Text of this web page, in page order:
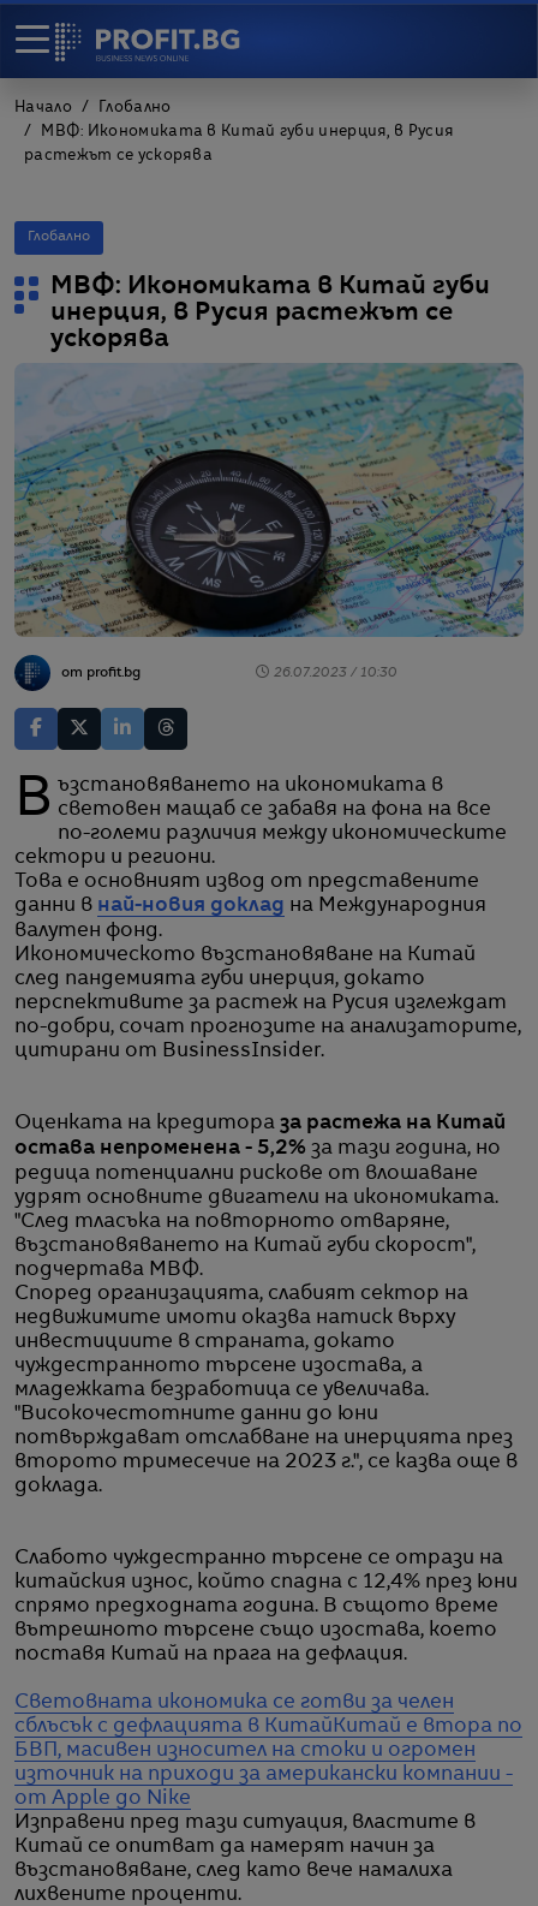
Начало
Глобално
МВФ: Икономиката в Китай губи инерция, в Русия
растежът се ускорява
Глобално
МВФ: Икономиката в Китай губи
инерция, в Русия растежът се
ускорява
от profit.bg 26.07.2023 / 10:30
Възстановяването на икономиката в световен мащаб се забавя на фона на все
по-големи различия между икономическите
сектори и региони.
Това е основният извод от представените
данни в най-новия доклад на Международния
валутен фонд.
Икономическото възстановяване на Китай
след пандемията губи инерция, докато
перспективите за растеж на Русия изглеждат
по-добри, сочат прогнозите на анализаторите,
цитирани от BusinessInsider.
Оценката на кредитора за растежа на Китай
остава непроменена - 5,2% за тази година, но
редица потенциални рискове от влошаване
удрят основните двигатели на икономиката.
"След тласъка на повторното отваряне,
възстановяването на Китай губи скорост",
подчертава МВФ.
Според организацията, слабият сектор на
недвижимите имоти оказва натиск върху
инвестициите в страната, докато
чуждестранното търсене изостава, а
младежката безработица се увеличава.
"Високочестотните данни до юни
потвърждават отслабване на инерцията през
второто тримесечие на 2023 г.", се казва още в
доклада.
Слабото чуждестранно търсене се отрази на
китайския износ, който спадна с 12,4% през юни
спрямо предходната година. В същото време
вътрешното търсене също изостава, което
поставя Китай на прага на дефлация.
Световната икономика се готви за челен
сблъсък с дефлацията в Китай Китай е втора по
БВП, масивен износител на стоки и огромен
източник на приходи за американски компании -
от Apple до Nike
Изправени пред тази ситуация, властите в
Китай се опитват да намерят начин за
възстановяване, след като вече намалиха
лихвените проценти.